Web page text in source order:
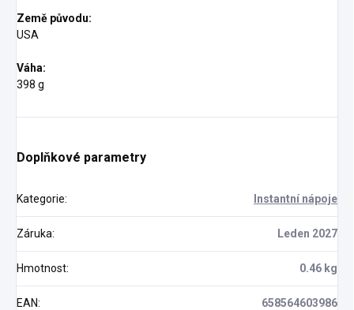
Země původu:
USA
Váha:
398 g
Doplňkové parametry
Kategorie: Instantní nápoje
Záruka: Leden 2027
Hmotnost: 0.46 kg
EAN: 658564603986